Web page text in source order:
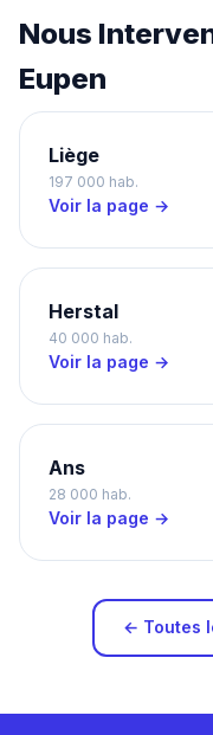
Nous
Eupen
Liège
197 000 hab.
Voir la page →
Herstal
40 000 hab.
Voir la page →
Ans
28 000 hab.
Voir la page →
← Toutes